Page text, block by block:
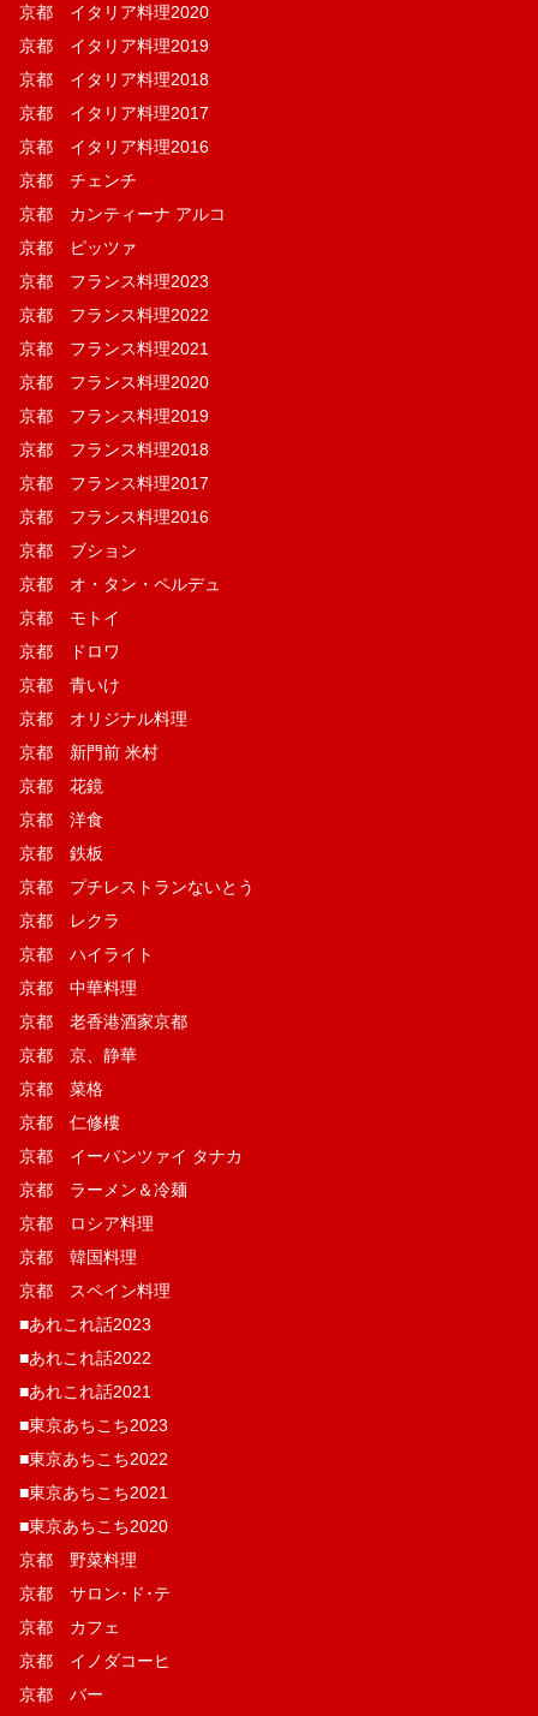
京都 イタリア料理2020
京都 イタリア料理2019
京都 イタリア料理2018
京都 イタリア料理2017
京都 イタリア料理2016
京都 チェンチ
京都 カンティーナ アルコ
京都 ピッツァ
京都 フランス料理2023
京都 フランス料理2022
京都 フランス料理2021
京都 フランス料理2020
京都 フランス料理2019
京都 フランス料理2018
京都 フランス料理2017
京都 フランス料理2016
京都 ブション
京都 オ・タン・ペルデュ
京都 モトイ
京都 ドロワ
京都 青いけ
京都 オリジナル料理
京都 新門前 米村
京都 花鏡
京都 洋食
京都 鉄板
京都 プチレストランないとう
京都 レクラ
京都 ハイライト
京都 中華料理
京都 老香港酒家京都
京都 京、静華
京都 菜格
京都 仁修樓
京都 イーパンツァイ タナカ
京都 ラーメン＆冷麺
京都 ロシア料理
京都 韓国料理
京都 スペイン料理
■あれこれ話2023
■あれこれ話2022
■あれこれ話2021
■東京あちこち2023
■東京あちこち2022
■東京あちこち2021
■東京あちこち2020
京都 野菜料理
京都 サロン･ド･テ
京都 カフェ
京都 イノダコーヒ
京都 バー